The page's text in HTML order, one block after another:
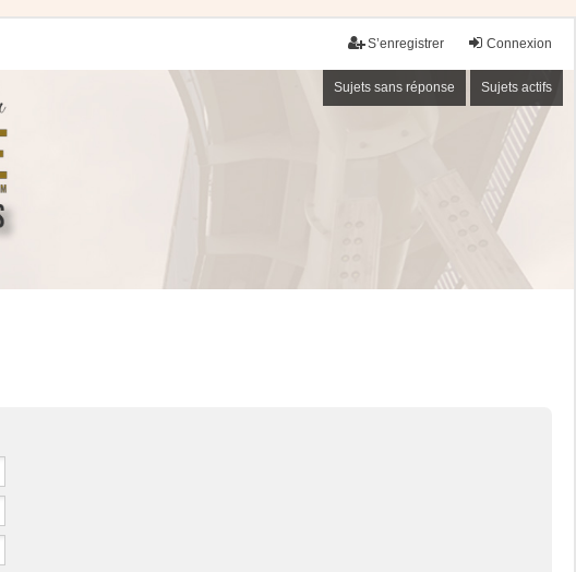
Connexion
S’enregistrer
Sujets sans réponse Sujets actifs